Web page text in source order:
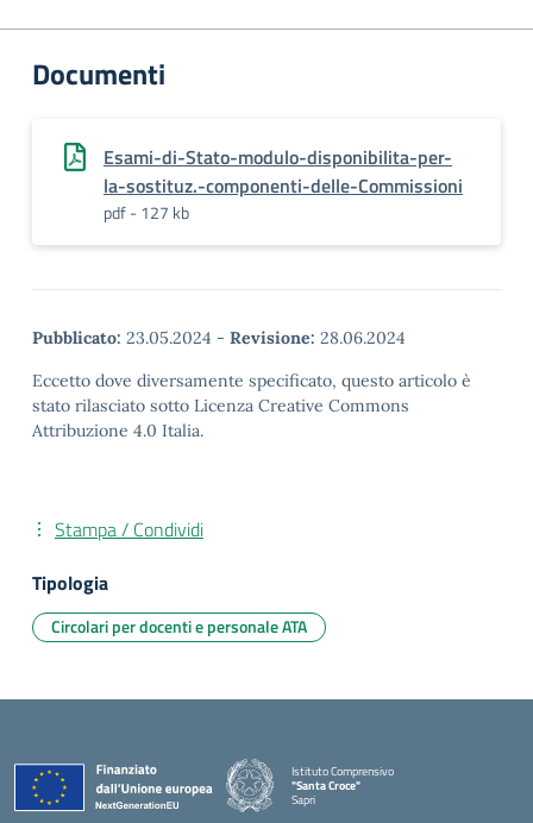
Documenti
Esami-di-Stato-modulo-disponibilita-per-
la-sostituz.-componenti-delle-Commissioni
pdf - 127 kb
Pubblicato: 23.05.2024 - Revisione: 28.06.2024
Eccetto dove diversamente specificato, questo articolo è
stato rilasciato sotto Licenza Creative Commons
Attribuzione 4.0 Italia.
Stampa / Condividi
Tipologia
Circolari per docenti e personale ATA
Istituto Comprensivo
"Santa Croce"
Sapri
— Visita la pagina iniziale della scuola